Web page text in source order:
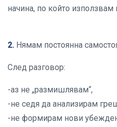
начина, по който използвам
2. Нямам постоянна
След разговор:
-аз не „размишлявам“,
-не седя да анализирам
-не формирам нови